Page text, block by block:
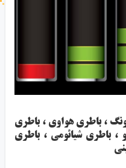
، باطری هواوی ، باطری
، باطری شیائومی ، باطری